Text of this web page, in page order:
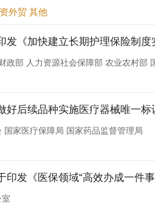
外贸 其他
发《加快建立长期护理保险制
政部 人力资源社会保障部 农业农村部
好后续品种实施医疗器械唯一
家医疗保障局 国家药品监督管理局
印发《医保领域“高效办成一件